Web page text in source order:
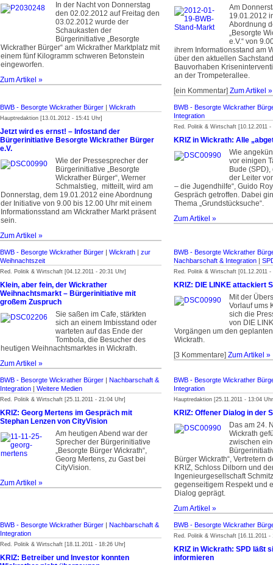
In der Nacht von Donnerstag
den 02.02.2012 auf Freitag den
03.02.2012 wurde der
Schaukasten der
Bürgerinitiative „Besorgte
Wickrather Bürger“ am Wickrather Marktplatz mit
einem fünf Kilogramm schweren Betonstein
eingeworfen.
Zum Artikel »
Am
19.01.2012
Abordnung
„Besorgte
e.V.“ von
ihrem Informationsstand am
über den aktuellen
Bauvorhaben
an der Trompeterallee.
[ein Kommentar] Zum Artikel »
BWB - Besorgte Wickrather Bürger | Wickrath
Hauptredaktion [13.01.2012 - 15:41 Uhr]
Jetzt wird es ernst! – Infostand der
Bürgerinitiative Besorgte Wickrather Bürger
e.V.
Wie der Pressesprecher der
Bürgerinitiative „Besorgte
Wickrather Bürger“, Werner
Schmalstieg, mitteilt, wird am
Donnerstag, dem 19.01.2012 eine Abordnung
der Initiative von 9.00 bis 12.00 Uhr mit einem
Informationsstand am Wickrather Markt präsent
sein.
Zum Artikel »
BWB - Besorgte Wickrather
Integration
Red. Politik & Wirtschaft [10.12.2011 -
KRIZ in Wickrath: Alle
Wie
vor einigen
Bude
der Leiter
– die Jugendhilfe“, Guido
Gespräch getroffen. Dabei
Thema „Grundstücksuche“.
Zum Artikel »
BWB - Besorgte Wickrather Bürger | Wickrath | zur
Weihnachtszeit
Red. Politik & Wirtschaft [04.12.2011 - 20:31 Uhr]
Klein, aber fein, der Wickrather
Weihnachtsmarkt – Bürgerinitiative mit
großem Zuspruch
Sie saßen im Cafe, stärkten
sich an einem Imbisstand oder
warteten auf das Ende der
Tombola, die Besucher des
heutigen Weihnachts­marktes in Wickrath.
Zum Artikel »
BWB - Besorgte Wickrather
Nachbarschaft & Integration |
Red. Politik & Wirtschaft [01.12.2011 -
KRIZ: DIE LINKE attackiert
Mit der
Vorlauf ums
sich die
von DIE
Vorgängen um den
Wickrath.
[3 Kommentare] Zum Artikel »
BWB - Besorgte Wickrather Bürger | Nachbarschaft &
Integration | Weitere Medien
Red. Politik & Wirtschaft [25.11.2011 - 21:04 Uhr]
KRIZ: Georg Mertens im Gespräch mit
Stephan Lenzen von CityVision
Am heutigen Abend war der
Sprecher der Bürger­initiative
„Besorgte Bürger Wickrath“,
Georg Mertens, zu Gast bei
CityVision.
Zum Artikel »
BWB - Besorgte Wickrather
Integration
Hauptredaktion [25.11.2011 - 13:04
KRIZ: Offener Dialog in der
Das am 24.
Wickrath
zwischen
Bürger Wickrath“, Vertretern
KRIZ, Schloss Dilborn und
Ingenieurgesellschaft
gegenseitigem Respekt und
Dialog geprägt.
Zum Artikel »
BWB - Besorgte Wickrather Bürger | Nachbarschaft &
Integration
Red. Politik & Wirtschaft [18.11.2011 - 18:26 Uhr]
KRIZ: Betreiber und Investor konnten
BWB - Besorgte Wickrather
Red. Politik & Wirtschaft [16.11.2011 -
KRIZ in Wickrath: SPD läßt
informieren